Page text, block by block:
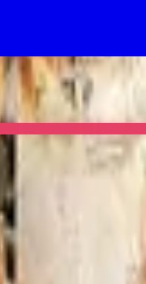
& Lies, there's a good chance